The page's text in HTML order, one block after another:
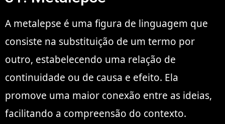
A metalepse é uma figura de linguagem que
consiste na substituição de um termo por
outro, estabelecendo uma relação de
continuidade ou de causa e efeito. Ela
promove uma maior conexão entre as ideias,
facilitando a compreensão do contexto.